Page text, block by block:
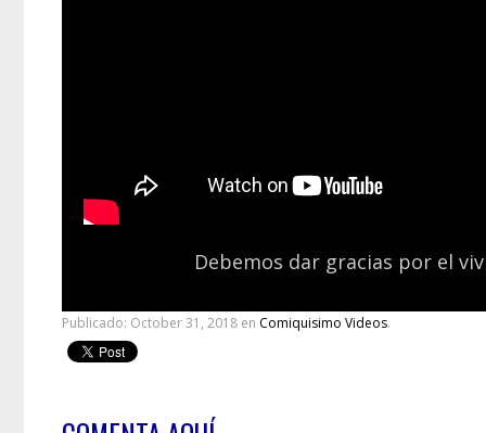
Debemos dar gracias por el
Publicado: October 31, 2018 en Comiquisimo Videos.